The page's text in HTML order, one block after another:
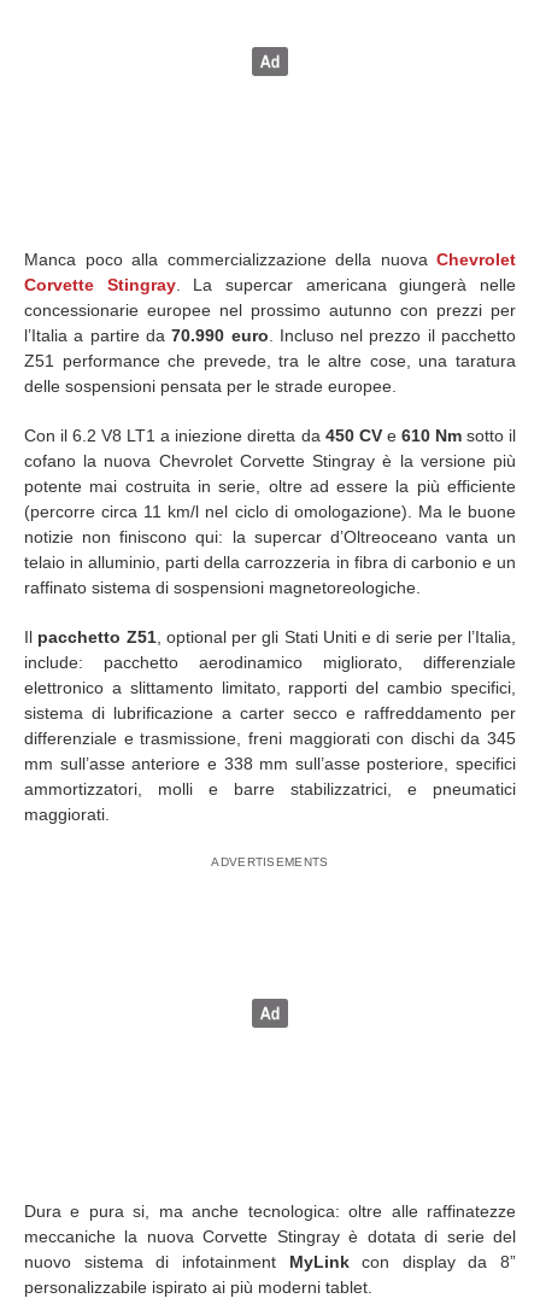
Manca poco alla commercializzazione della nuova Chevrolet
Corvette Stingray. La supercar americana giungerà nelle
concessionarie europee nel prossimo autunno con prezzi per
l’Italia a partire da70.990 euro . Incluso nel prezzo il pacchetto
Z51 performance che prevede, tra le altre cose, una taratura
delle sospensioni pensata per le strade europee.
Con il 6.2 V8 LT1 a iniezione diretta da 450 CVe 610 Nmsotto il
cofano la nuova Chevrolet Corvette Stingray è la versione più
potente mai costruita in serie, oltre ad essere la più efficiente
(percorre circa 11 km/l nel ciclo di omologazione). Ma le buone
notizie non finiscono qui: la supercar d’Oltreoceano vanta un
telaio in alluminio, parti della carrozzeria in fibra di carbonio e un
raffinato sistema di sospensioni magnetoreologiche.
Il pacchetto Z51, optional per gli Stati Uniti e di serie per l’Italia,
include: pacchetto aerodinamico migliorato, differenziale
elettronico a slittamento limitato, rapporti del cambio specifici,
sistema di lubrificazione a carter secco e raffreddamento per
differenziale e trasmissione, freni maggiorati con dischi da 345
mm sull’asse anteriore e 338 mm sull’asse posteriore, specifici
ammortizzatori, molli e barre stabilizzatrici, e pneumatici
maggiorati.
Dura e pura si, ma anche tecnologica: oltre alle raffinatezze
meccaniche la nuova Corvette Stingray è dotata di serie del
nuovo sistema di infotainment MyLinkcon display da 8”
personalizzabile ispirato ai più moderni tablet.